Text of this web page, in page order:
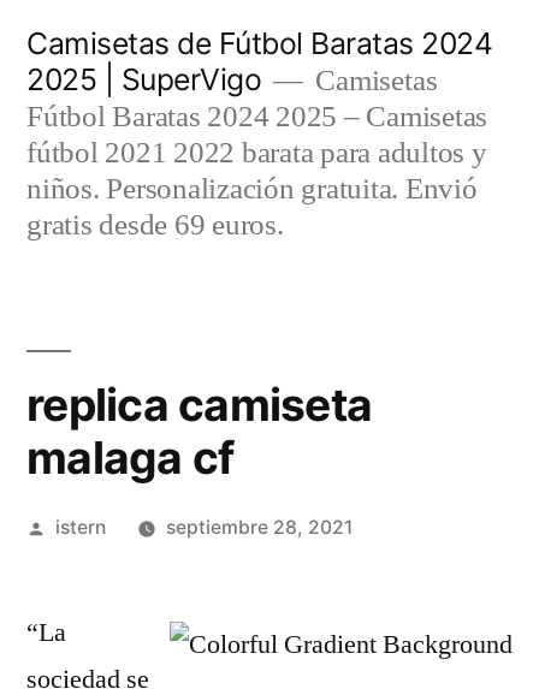
contenido
Camisetas de Fútbol Baratas 2024
2025 | SuperVigo
Camisetas
Fútbol Baratas 2024 2025 – Camisetas
fútbol 2021 2022 barata para adultos y
niños. Personalización gratuita. Envió
gratis desde 69 euros.
replica camiseta
malaga cf
Publicado
istern septiembre 28, 2021
“La
sociedad se